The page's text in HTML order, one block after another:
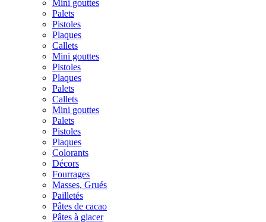
Mini gouttes
Palets
Pistoles
Plaques
Callets
Mini gouttes
Pistoles
Plaques
Palets
Callets
Mini gouttes
Palets
Pistoles
Plaques
Colorants
Décors
Fourrages
Masses, Grués
Pailletés
Pâtes de cacao
Pâtes à glacer